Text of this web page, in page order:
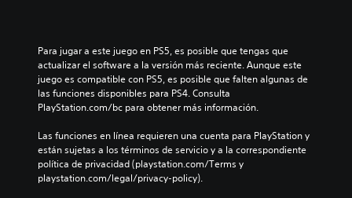
Para jugar a este juego en PS5, es posible que tengas que
actualizar el software a la versión más reciente. Aunque este
juego es compatible con PS5, es posible que falten algunas de
las funciones disponibles para PS4. Consulta
PlayStation.com/bc para obtener más información.
Las funciones en línea requieren una cuenta para PlayStation y
están sujetas a los términos de servicio y a la correspondiente
política de privacidad (playstation.com/Terms y
playstation.com/legal/privacy-policy).